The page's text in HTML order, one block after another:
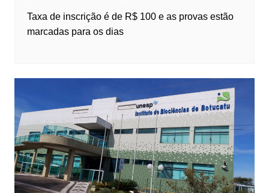
Taxa de inscrição é de R$ 100 e as provas estão
marcadas para os dias